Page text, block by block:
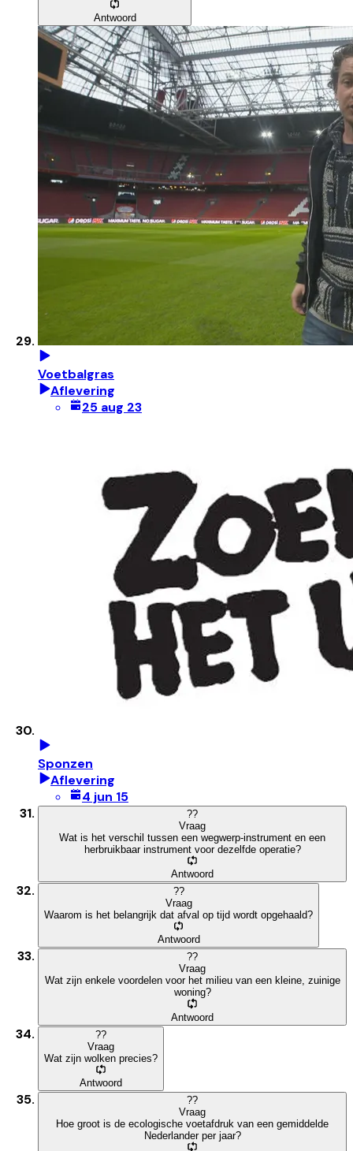
Antwoord
Voetbalgras
Aflevering
25 aug 23
Sponzen
Aflevering
4 jun 15
??
Vraag
Wat is het verschil tussen een wegwerp-instrument en een
herbruikbaar instrument voor dezelfde operatie?
Antwoord
??
Vraag
Waarom is het belangrijk dat afval op tijd wordt opgehaald?
Antwoord
??
Vraag
Wat zijn enkele voordelen voor het milieu van een kleine, zuinige
woning?
Antwoord
??
Vraag
Wat zijn wolken precies?
Antwoord
??
Vraag
Hoe groot is de ecologische voetafdruk van een gemiddelde
Nederlander per jaar?